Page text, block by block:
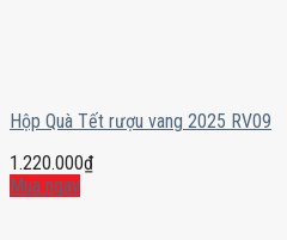
Hộp Quà Tết rượu vang 2025 RV09
1.220.000₫
Mua ngay